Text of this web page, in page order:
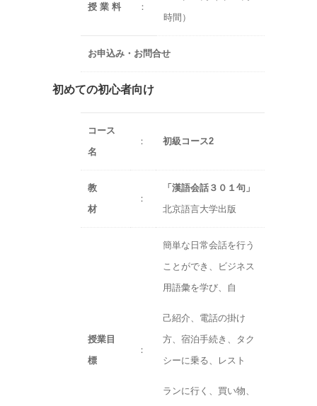
授 業 料 ：
時間）
お申込み・お問合せ
初めての初心者向け
コース
名
： 初級コース2
教
材
：
「漢語会話３０１句」
北京語言大学出版
授業目
標
：
簡単な日常会話を行う
ことができ、ビジネス
用語彙を学び、自
己紹介、電話の掛け
方、宿泊手続き、タク
シーに乗る、レスト
ランに行く、買い物、